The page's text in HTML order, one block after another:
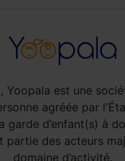
Yoopala est une
agréée par
garde d’enfant(s) à
partie des acteurs
domaine d’activité.